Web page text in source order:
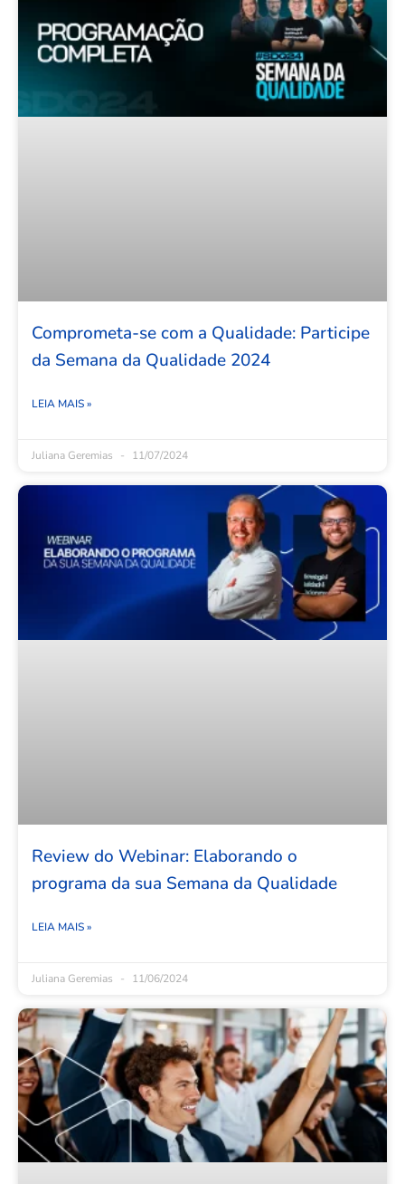
Comprometa-se com a Qualidade: Participe
da Semana da Qualidade 2024
LEIA MAIS »
Juliana Geremias 11/07/2024
Review do Webinar: Elaborando o
programa da sua Semana da Qualidade
LEIA MAIS »
Juliana Geremias 11/06/2024